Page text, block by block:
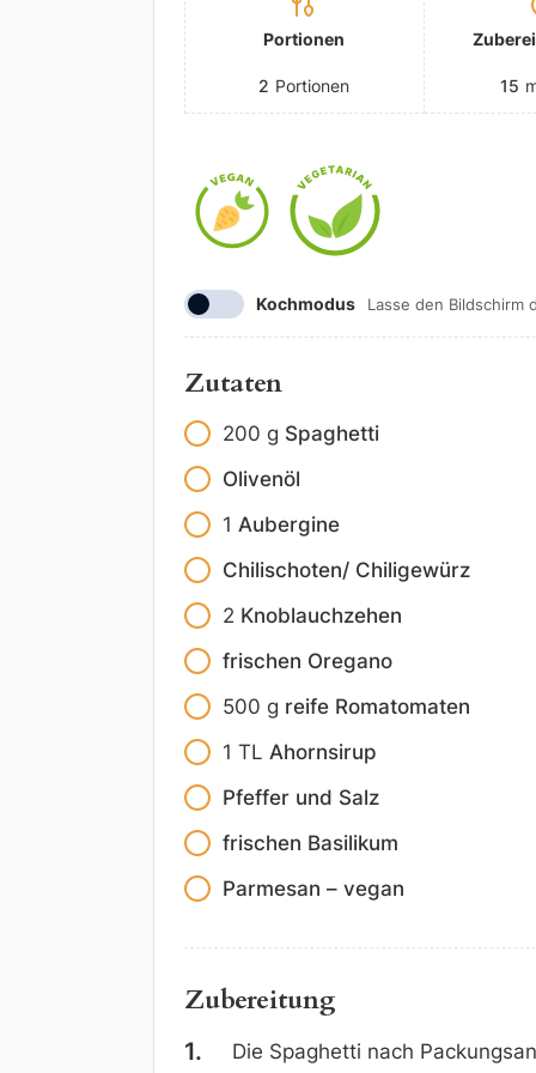
Portionen
2 Portionen 15
Kochmodus Lasse den Bildschirm
Zutaten
200 g Spaghetti
Olivenöl
1 Aubergine
Chilischoten/ Chiligewürz
2 Knoblauchzehen
frischen Oregano
500 g reife Romatomaten
1 TL Ahornsirup
Pfeffer und Salz
frischen Basilikum
Parmesan – vegan
Zubereitung
Die Spaghetti nach